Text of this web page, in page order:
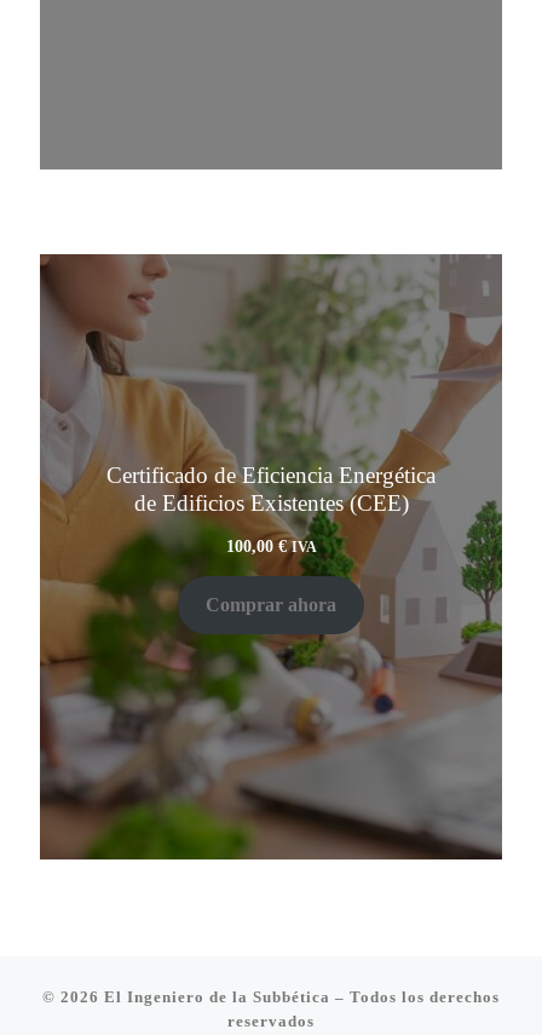
Certificado de Eficiencia Energética
de Edificios Existentes (CEE)
100,00€ IVA
Comprar ahora
© 2026 El Ingeniero de la Subbética – Todos los derechos
reservados